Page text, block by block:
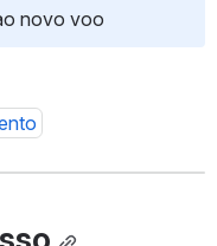
novo voo